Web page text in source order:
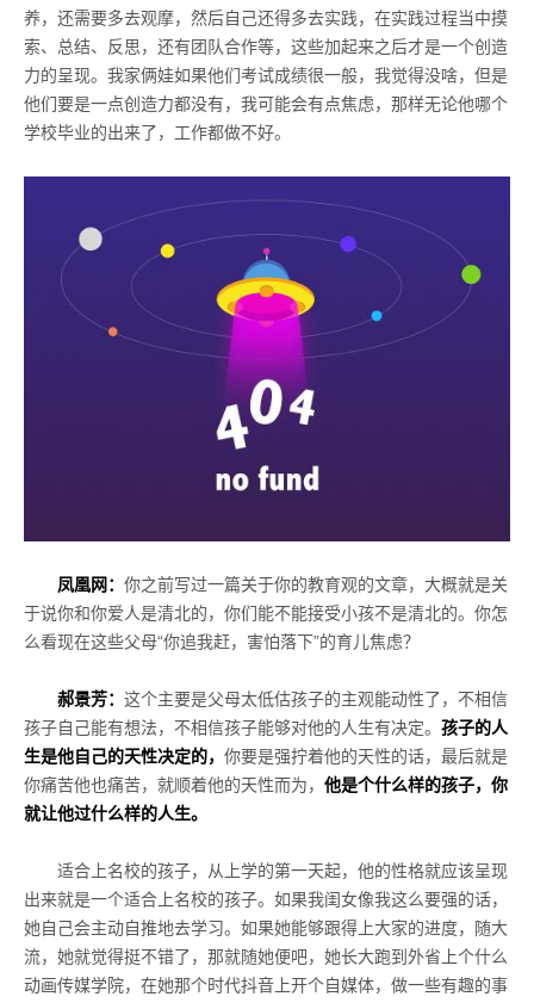
养，还需要多去观摩，然后自己还得多去实践，在实践过程当中摸
索、总结、反思，还有团队合作等，这些加起来之后才是一个创造
力的呈现。我家俩娃如果他们考试成绩很一般，我觉得没啥，但是
他们要是一点创造力都没有，我可能会有点焦虑，那样无论他哪个
学校毕业的出来了，工作都做不好。
凤凰网： 你之前写过一篇关于你的教育观的文章，大概就是关
于说你和你爱人是清北的，你们能不能接受小孩不是清北的。你怎
么看现在这些父母“你追我赶，害怕落下”的育儿焦虑？
郝景芳： 这个主要是父母太低估孩子的主观能动性了，不相信
孩子自己能有想法，不相信孩子能够对他的人生有决定。 孩子的人
生是他自己的天性决定的， 你要是强拧着他的天性的话，最后就是
你痛苦他也痛苦，就顺着他的天性而为， 他是个什么样的孩子，你
就让他过什么样的人生。
适合上名校的孩子，从上学的第一天起，他的性格就应该呈现
出来就是一个适合上名校的孩子。如果我闺女像我这么要强的话，
她自己会主动自推地去学习。如果她能够跟得上大家的进度，随大
流，她就觉得挺不错了，那就随她便吧，她长大跑到外省上个什么
动画传媒学院，在她那个时代抖音上开个自媒体，做一些有趣的事